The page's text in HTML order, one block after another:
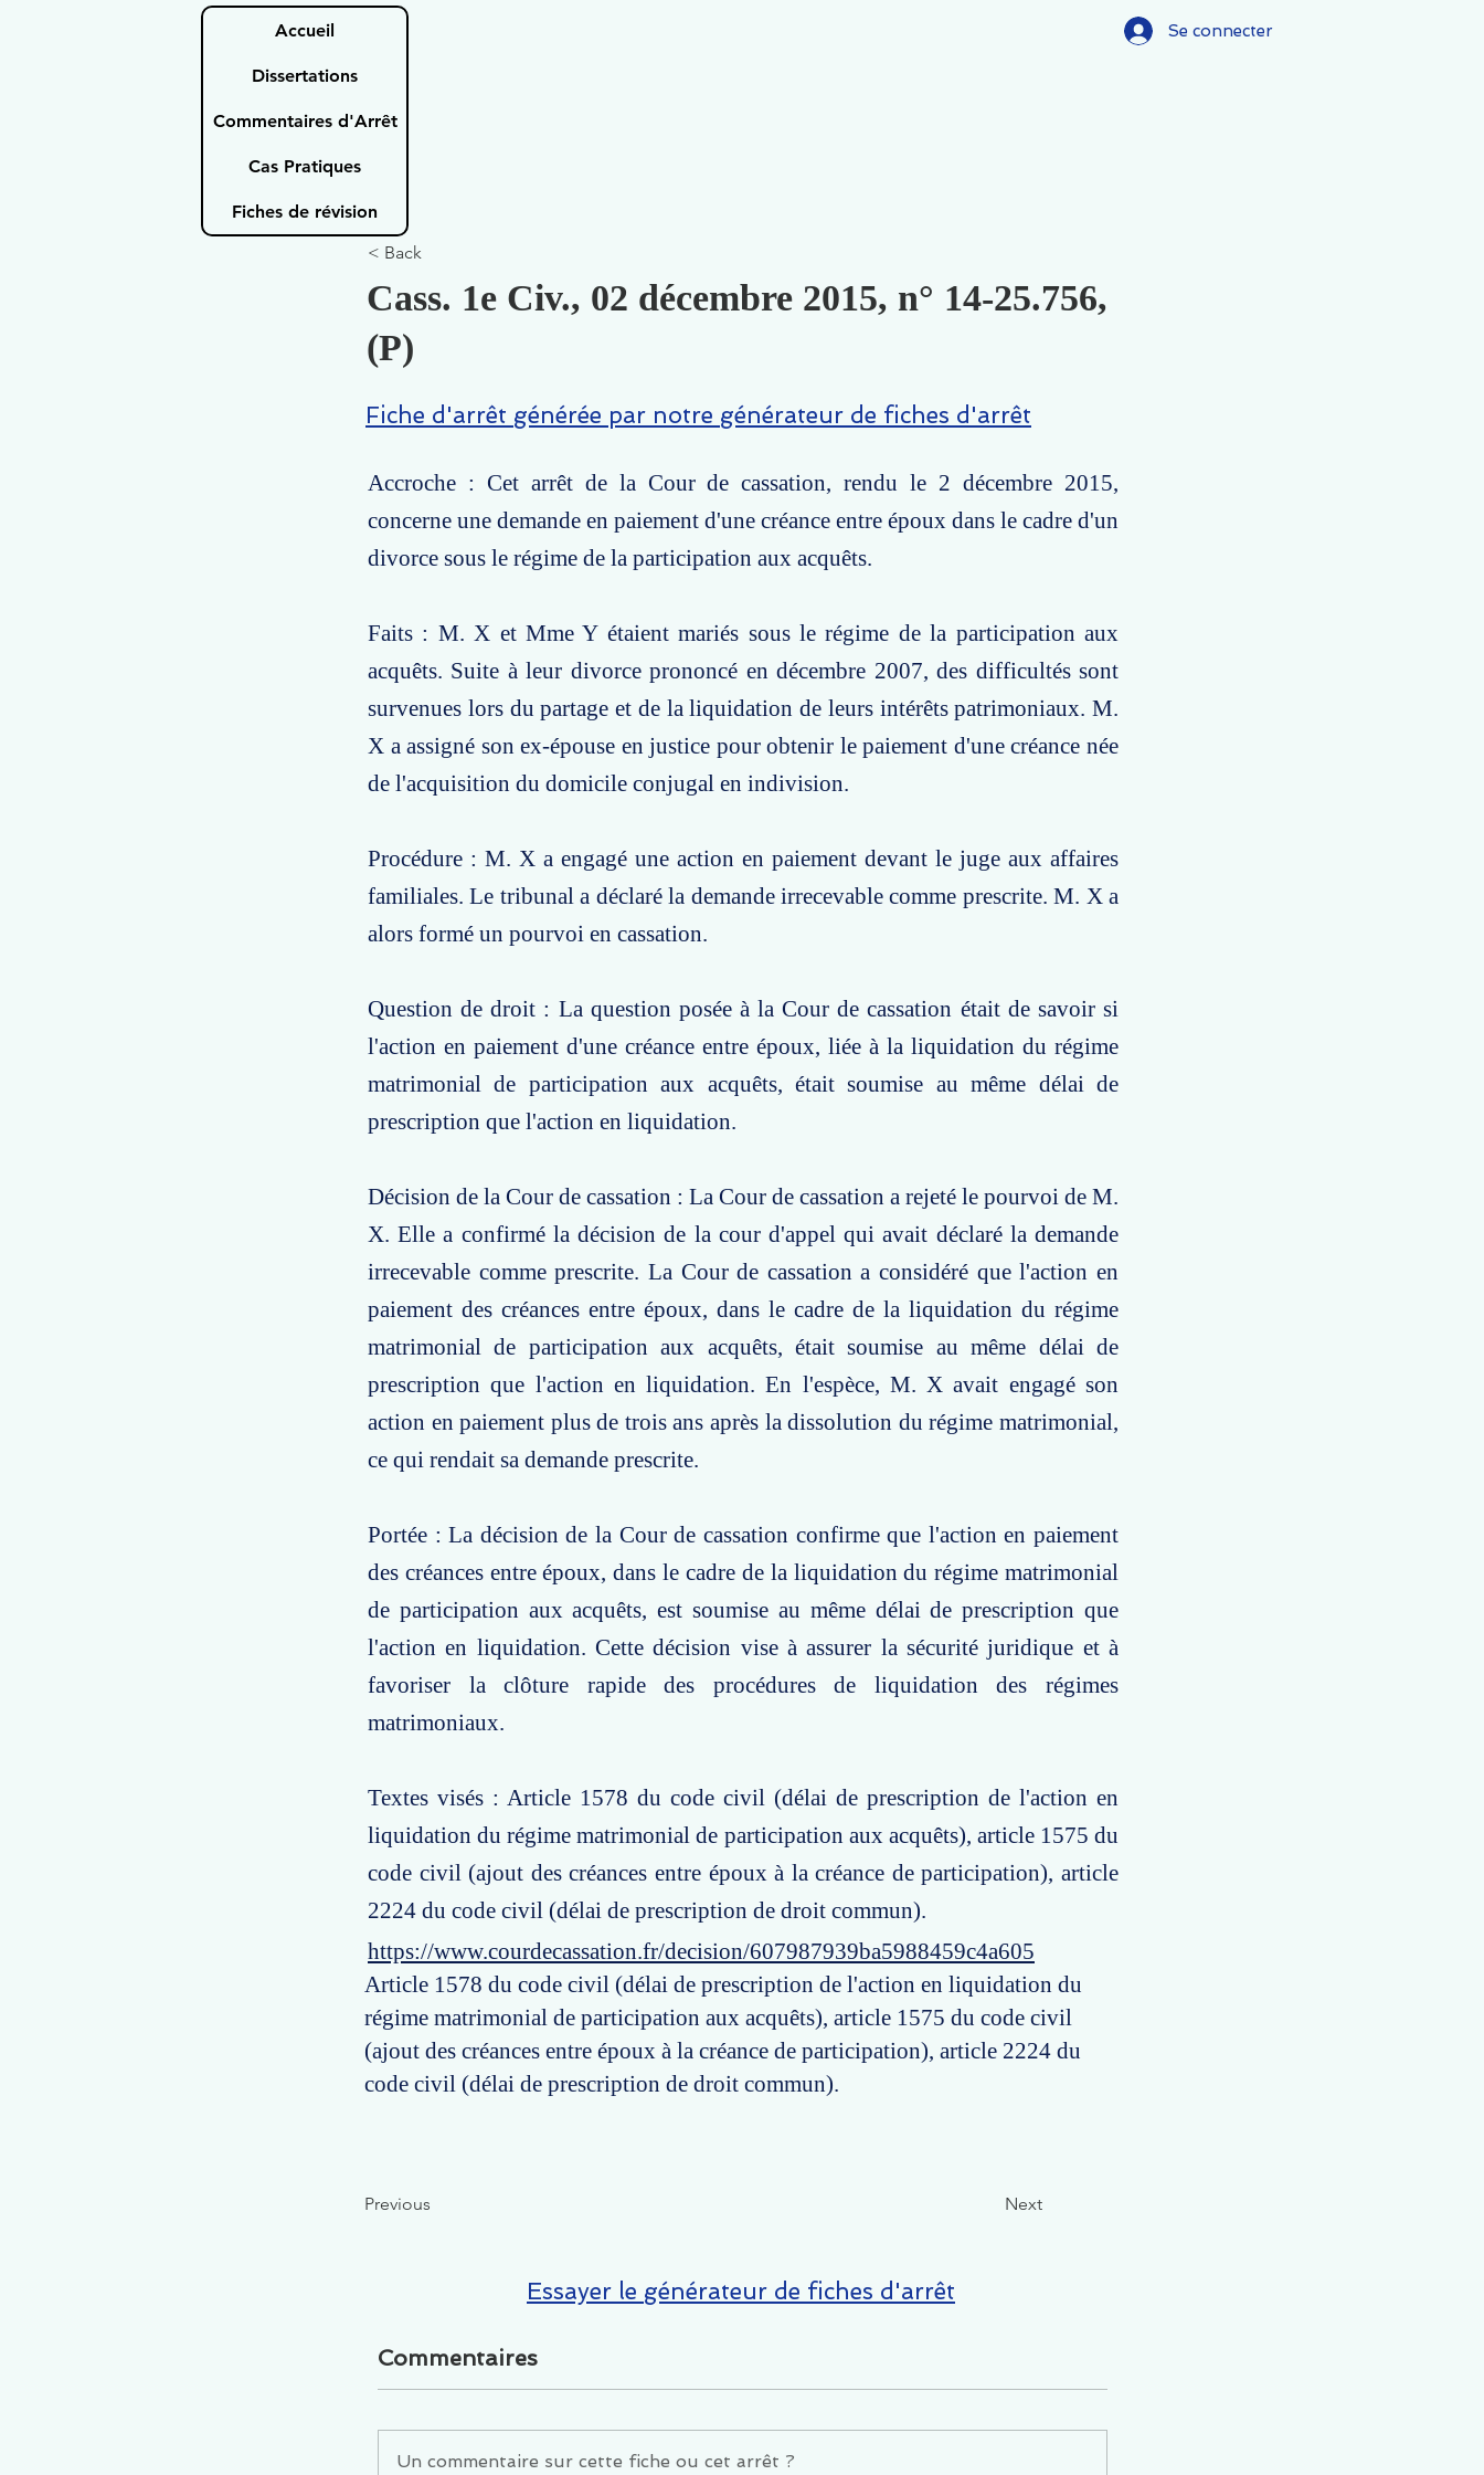
Accueil
Dissertations
Commentaires d'Arrêt
Cas Pratiques
Fiches de révision
Se connecter
< Back
Cass. 1e Civ., 02 décembre 2015, n° 14-25.756,
(P)
Fiche d'arrêt générée par notre générateur de fiches d'arrêt
Accroche : Cet arrêt de la Cour de cassation, rendu le 2 décembre 2015,
concerne une demande en paiement d'une créance entre époux dans le cadre d'un
divorce sous le régime de la participation aux acquêts.
Faits : M. X et Mme Y étaient mariés sous le régime de la participation aux
acquêts. Suite à leur divorce prononcé en décembre 2007, des difficultés sont
survenues lors du partage et de la liquidation de leurs intérêts patrimoniaux. M.
X a assigné son ex-épouse en justice pour obtenir le paiement d'une créance née
de l'acquisition du domicile conjugal en indivision.
Procédure : M. X a engagé une action en paiement devant le juge aux affaires
familiales. Le tribunal a déclaré la demande irrecevable comme prescrite. M. X a
alors formé un pourvoi en cassation.
Question de droit : La question posée à la Cour de cassation était de savoir si
l'action en paiement d'une créance entre époux, liée à la liquidation du régime
matrimonial de participation aux acquêts, était soumise au même délai de
prescription que l'action en liquidation.
Décision de la Cour de cassation : La Cour de cassation a rejeté le pourvoi de M.
X. Elle a confirmé la décision de la cour d'appel qui avait déclaré la demande
irrecevable comme prescrite. La Cour de cassation a considéré que l'action en
paiement des créances entre époux, dans le cadre de la liquidation du régime
matrimonial de participation aux acquêts, était soumise au même délai de
prescription que l'action en liquidation. En l'espèce, M. X avait engagé son
action en paiement plus de trois ans après la dissolution du régime matrimonial,
ce qui rendait sa demande prescrite.
Portée : La décision de la Cour de cassation confirme que l'action en paiement
des créances entre époux, dans le cadre de la liquidation du régime matrimonial
de participation aux acquêts, est soumise au même délai de prescription que
l'action en liquidation. Cette décision vise à assurer la sécurité juridique et à
favoriser la clôture rapide des procédures de liquidation des régimes
matrimoniaux.
Textes visés : Article 1578 du code civil (délai de prescription de l'action en
liquidation du régime matrimonial de participation aux acquêts), article 1575 du
code civil (ajout des créances entre époux à la créance de participation), article
2224 du code civil (délai de prescription de droit commun).
https://www.courdecassation.fr/decision/607987939ba5988459c4a605
Article 1578 du code civil (délai de prescription de l'action en liquidation du
régime matrimonial de participation aux acquêts), article 1575 du code civil
(ajout des créances entre époux à la créance de participation), article 2224 du
code civil (délai de prescription de droit commun).
Previous Next
Essayer le générateur de fiches d'arrêt
Commentaires
Un commentaire sur cette fiche ou cet arrêt ?